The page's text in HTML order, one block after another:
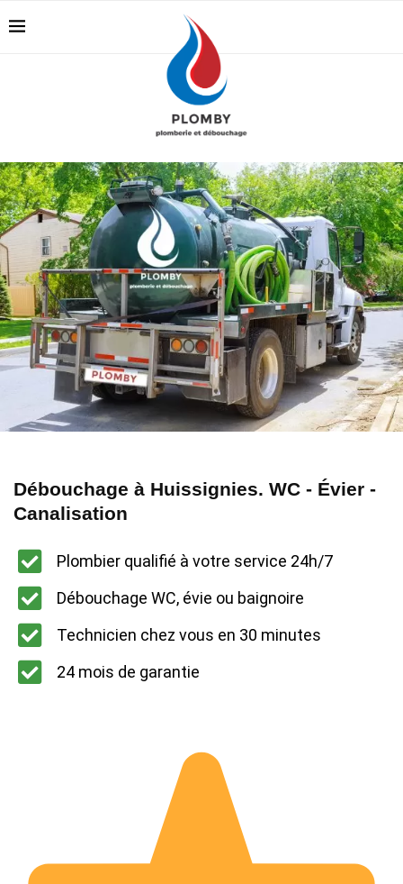
Débouchage à Huissignies. WC - Évier -
Canalisation
Plombier qualifié à votre service 24h/7
Débouchage WC, évie ou baignoire
Technicien chez vous en 30 minutes
24 mois de garantie